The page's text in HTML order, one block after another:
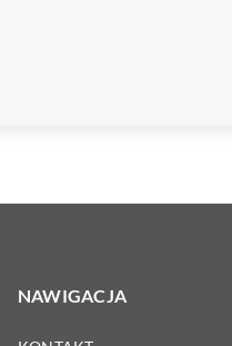
NAWIGACJA